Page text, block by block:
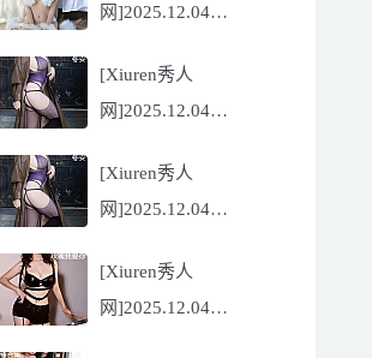
网]2025.12.04
[56P/602.69MB]
[Xiuren秀人
网]2025.12.04
[71P/960.78MB]
[Xiuren秀人
网]2025.12.04
[71P/960.78MB]
[Xiuren秀人
网]2025.12.04